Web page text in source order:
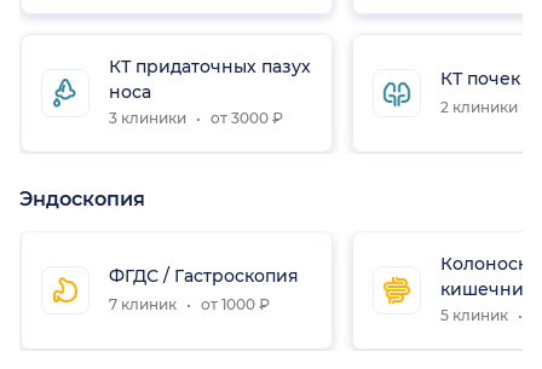
КТ придаточных пазух
носа
3 клиники от 3000 ₽
КТ почек
2 клиники
Эндоскопия
ФГДС / Гастроскопия
7 клиник от 1000 ₽
кишечника
5 клиник